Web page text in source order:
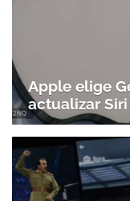
Apple elige
actualizar Siri